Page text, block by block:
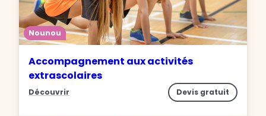
Nounou
Accompagnement aux activités
extrascolaires
Découvrir Devis gratuit